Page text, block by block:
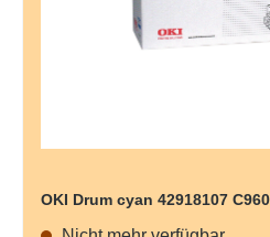
OKI Drum cyan 42918107